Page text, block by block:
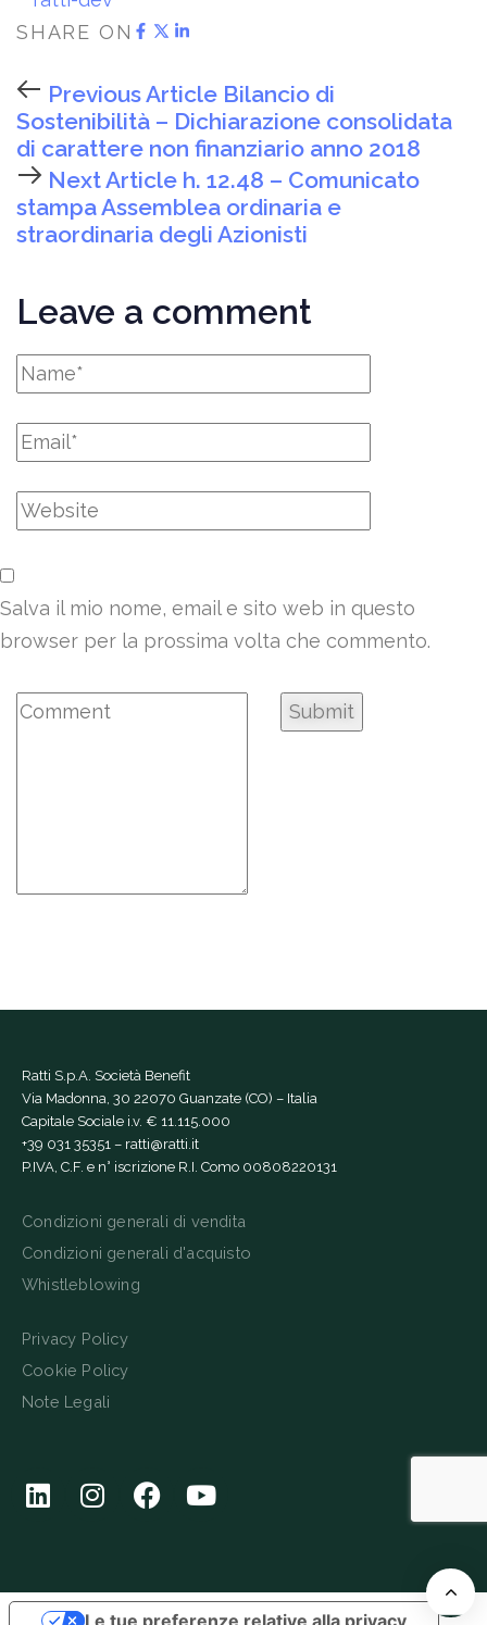
SHARE ON
Previous Article Bilancio di
Sostenibilità – Dichiarazione consolidata
di carattere non finanziario anno 2018
Next Article h. 12.48 – Comunicato
stampa Assemblea ordinaria e
straordinaria degli Azionisti
Leave a comment
Salva il mio nome, email e sito web in questo
browser per la prossima volta che commento.
Ratti S.p.A. Società Benefit
Via Madonna, 30 22070 Guanzate (CO) – Italia
Capitale Sociale i.v. € 11.115.000
+39 031 35351 – ratti@ratti.it
P.IVA, C.F. e n° iscrizione R.I. Como 00808220131
Condizioni generali di vendita
Condizioni generali d'acquisto
Whistleblowing
Privacy Policy
Cookie Policy
Note Legali